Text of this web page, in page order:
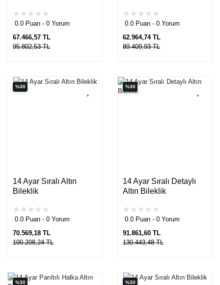
0.0 Puan - 0 Yorum
67.466,57 TL
95.802,53 TL
0.0 Puan - 0 Yorum
62.964,74 TL
89.409,93 TL
%30
14 Ayar Sıralı Altın
Bileklik
0.0 Puan - 0 Yorum
70.569,18 TL
100.208,24 TL
%30
14 Ayar Sıralı Detaylı
Altın Bileklik
0.0 Puan - 0 Yorum
91.861,60 TL
130.443,48 TL
%30 %30